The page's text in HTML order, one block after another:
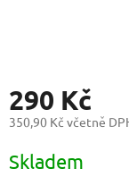
290 Kč
350,90 Kč včetně
cena:
Skladem